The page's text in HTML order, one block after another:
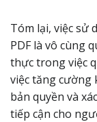
Tóm lại, việc sử
PDF là vô cùng
thực trong việc
việc tăng cường
bản quyền và
tiếp cận cho